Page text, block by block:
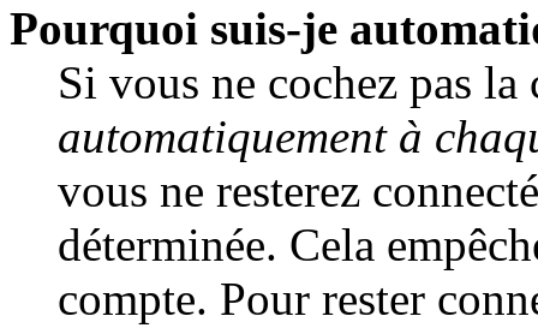
Pourquoi suis-je
Si vous ne cochez pas la
automatiquement à
vous ne resterez
déterminée. Cela
compte. Pour rester